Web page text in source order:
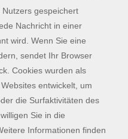
werden.
Kontaktformular
Impressum
AGB
gespeichert
Nachricht in einer
wird. Wenn Sie eine
sendet Ihr Browser
Cookies wurden als
entwickelt, um
die Surfaktivitäten des
Sie in die
Informationen finden